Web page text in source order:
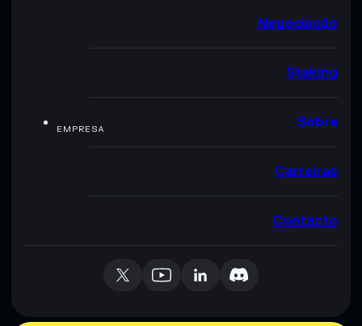
Negociação
Staking
EMPRESA Sobre
Carreiras
Contacto